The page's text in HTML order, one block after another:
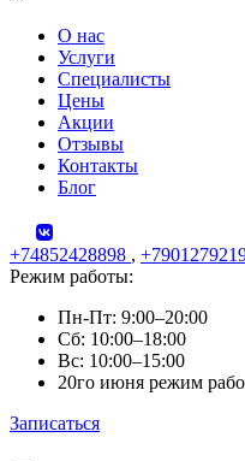
О нас
Услуги
Специалисты
Цены
Акции
Отзывы
Контакты
Блог
+74852428898 ,
Режим работы:
Пн-Пт: 9:00–20:00
Сб: 10:00–18:00
Вс: 10:00–15:00
20го июня режим
Записаться